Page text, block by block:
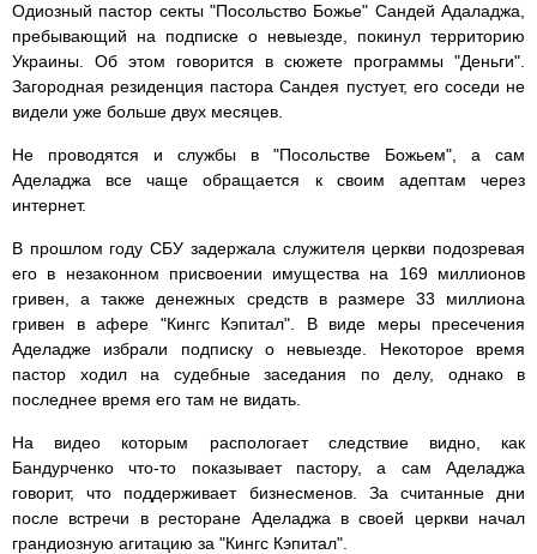
Одиозный пастор секты "Посольство Божье" Сандей Адаладжа,
пребывающий на подписке о невыезде, покинул территорию
Украины. Об этом говорится в сюжете программы "Деньги".
Загородная резиденция пастора Сандея пустует, его соседи не
видели уже больше двух месяцев.
Не проводятся и службы в "Посольстве Божьем", а сам
Аделаджа все чаще обращается к своим адептам через
интернет.
В прошлом году СБУ задержала служителя церкви подозревая
его в незаконном присвоении имущества на 169 миллионов
гривен, а также денежных средств в размере 33 миллиона
гривен в афере "Кингс Кэпитал". В виде меры пресечения
Аделадже избрали подписку о невыезде. Некоторое время
пастор ходил на судебные заседания по делу, однако в
последнее время его там не видать.
На видео которым распологает следствие видно, как
Бандурченко что-то показывает пастору, а сам Аделаджа
говорит, что поддерживает бизнесменов. За считанные дни
после встречи в ресторане Аделаджа в своей церкви начал
грандиозную агитацию за "Кингс Кэпитал".